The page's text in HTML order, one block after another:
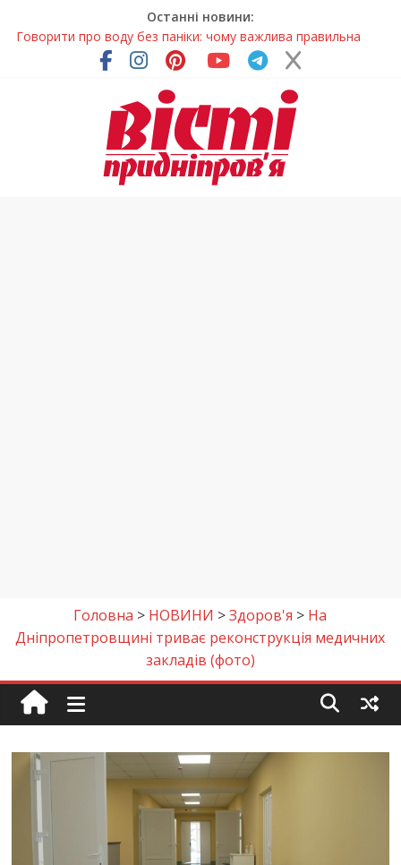
Останні новини:
Говорити про воду без паніки: чому важлива правильна
Лікар – на екрані: Як працюють телемедичні центри на
У Дніпрі триває масштабна підготовка до опалювального
Пошуки тривають: на Дніпропетровщині досліджують місце
розташування легендарного монастиря (Фото)
Головна > НОВИНИ >Здоров'я > На
Дніпропетровщині триває реконструкція медичних
закладів (фото)